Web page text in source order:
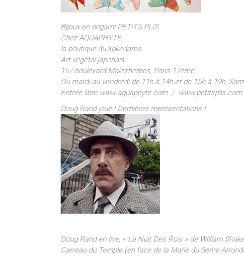
Bijoux en origami PETITS PLIS
Chez AQUAPHYTE,
la boutique du kokedama
Art végétal japonais
157 boulevard Malesherbes, Paris 17ème
Du mardi au vendredi de 11h à 14h et de 15h à 19h,
Entrée libre www.aquaphyte.com / www.petitsplis.com
Doug Rand joue ! Dernières représentations !
Doug Rand en live, « La Nuit Des Rois » de William
Carreau du Temple (en face de la Marie du 3eme